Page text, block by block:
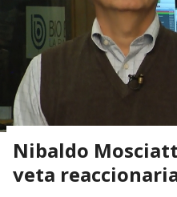
Nibaldo
veta